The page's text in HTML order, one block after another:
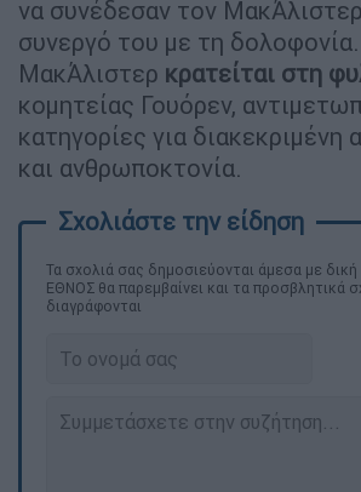
να συνέδεσαν τον
συνεργό του με τη
ΜακΆλιστερ κρατείται στη
κομητείας Γουόρεν,
κατηγορίες για
και ανθρωποκτονία.
Τα σχολιά σας δημοσιεύονται άμεσα με
ΕΘΝΟΣ θα παρεμβαίνει και τα προσβλητικά
διαγράφονται